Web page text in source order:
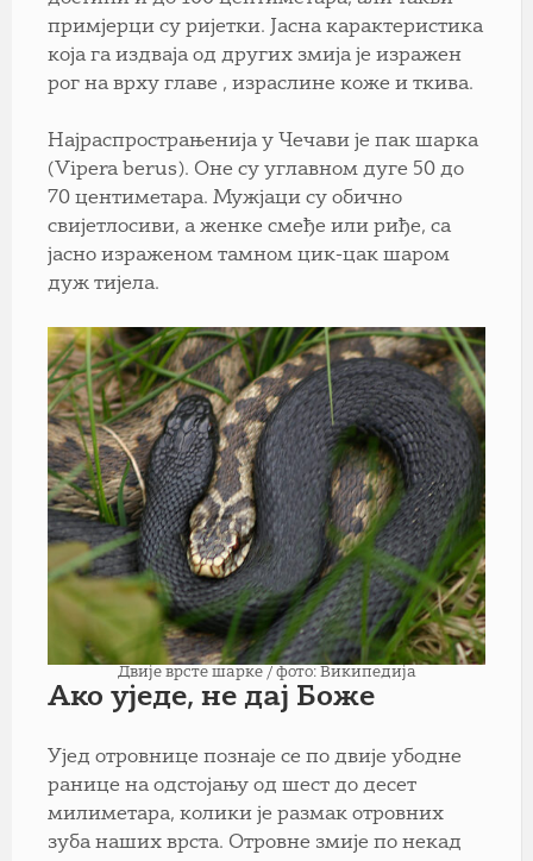
примјерци су ријетки. Јасна карактеристика
која га издваја од других змија је изражен
рог на врху главе , израслине коже и ткива.
Најраспрострањенија у Чечави је пак шарка
(Vipera berus). Оне су углавном дуге 50 до
70 центиметара. Мужјаци су обично
свијетлосиви, а женке смеђе или риђе, са
јасно израженом тамном цик-цак шаром
дуж тијела.
Двије врсте шарке / фото: Википедија
Ако уједе, не дај Боже
Ујед отровнице познаје се по двије убодне
ранице на одстојању од шест до десет
милиметара, колики је размак отровних
зуба наших врста. Отровне змије по некад